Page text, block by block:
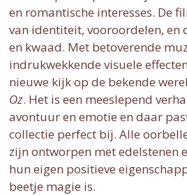
en romantische interesses. De
van identiteit, vooroordelen, en
en kwaad. Met betoverende
indrukwekkende visuele
nieuwe kijk op de bekende
Oz. Het is een meeslepend
avontuur en emotie en daar
collectie perfect bij. Alle
zijn ontworpen met edelstenen
hun eigen positieve
beetje magie is.